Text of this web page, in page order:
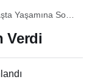
Yaşamına Son
Verdi